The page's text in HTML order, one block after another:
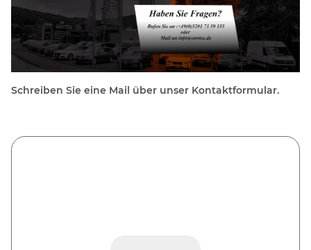
Schreiben Sie eine Mail über unser Kontaktformular.